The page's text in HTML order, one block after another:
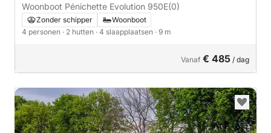
Woonboot Pénichette Evolution 950E(0)
Zonder schipper
Woonboot
4 personen · 2 hutten · 4 slaapplaatsen · 9 m
Vanaf € 485 / dag